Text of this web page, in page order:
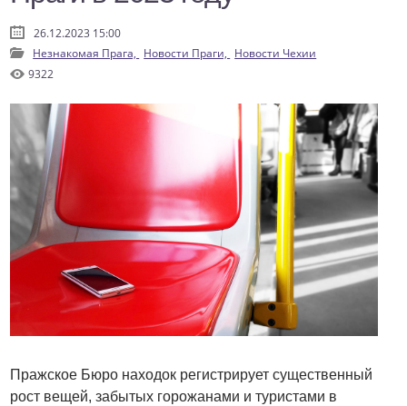
26.12.2023 15:00
Незнакомая Прага, Новости Праги, Новости Чехии
9322
Пражское Бюро находок регистрирует существенный
рост вещей, забытых горожанами и туристами в